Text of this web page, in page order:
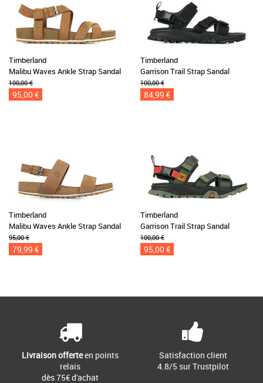
Timberland
Malibu Waves Ankle Strap Sandal
100,00 €
95,00 €
Timberland
Garrison Trail Strap Sandal
100,00 €
84,99 €
Timberland
Malibu Waves Ankle Strap Sandal
95,00 €
79,99 €
Timberland
Garrison Trail Strap Sandal
100,00 €
95,00 €
Livraison offerteen points
relais
dès 75€ d'achat
Satisfaction client
4.8/5 sur Trustpilot